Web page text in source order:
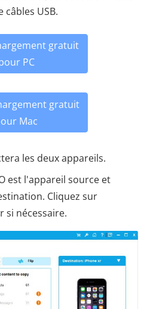
USB.
gratuit
PC
gratuit
Mac
les deux appareils.
est l'appareil source et
Cliquez sur
si nécessaire.